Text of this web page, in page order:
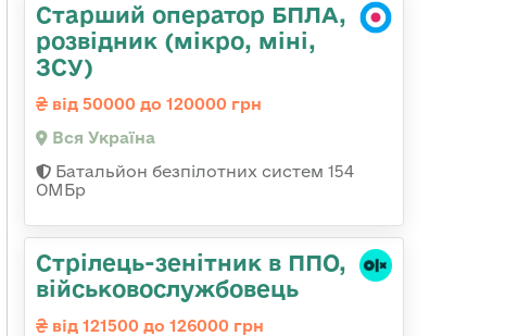
Старший оператор БПЛА,
розвідник (мікро, міні,
ЗСУ)
від 50000 до 120000 грн
Вся Україна
Батальйон безпілотних систем 154
ОМБр
Стрілець-зенітник в ППО,
військовослужбовець
від 121500 до 126000 грн